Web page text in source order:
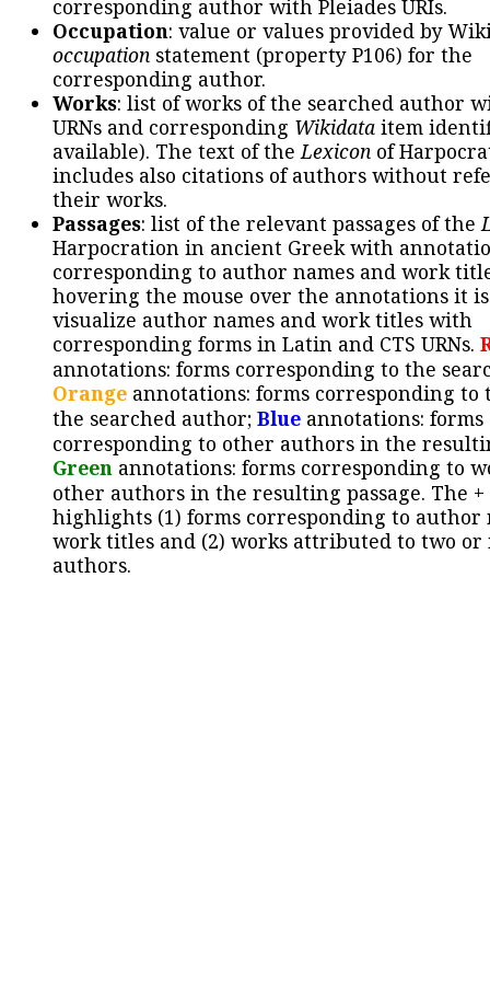
corresponding author with Pleiades URIs.
Occupation: value or values provided by
occupation statement (property P106) for the
corresponding author.
Works: list of works of the searched author
URNs and corresponding Wikidata item
available). The text of theLexicon of
includes also citations of authors without
their works.
Passages: list of the relevant passages of the
Harpocration in ancient Greek with
corresponding to author names and work
hovering the mouse over the annotations it
visualize author names and work titles with
corresponding forms in Latin and CTS URNs.
annotations: forms corresponding to the
Orange annotations: forms corresponding to
the searched author; Blue annotations: forms
corresponding to other authors in the
Green annotations: forms corresponding to
other authors in the resulting passage. The +
highlights (1) forms corresponding to author
work titles and (2) works attributed to two or
authors.